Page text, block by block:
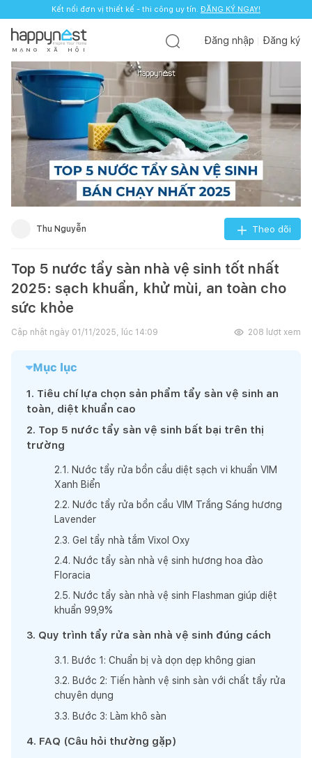
Kết nối đơn vị thiết kế - thi công uy tín. ĐĂNG KÝ NGAY!
M Ạ N G X Ã H Ộ I
Đăng nhập Đăng ký
Thu Nguyễn Theo dõi
Top 5 nước tẩy sàn nhà vệ sinh tốt nhất
2025: sạch khuẩn, khử mùi, an toàn cho
sức khỏe
Cập nhật ngày 01/11/2025, lúc 14:09 208 lượt xem
Mục lục
1. Tiêu chí lựa chọn sản phẩm tẩy sàn vệ sinh an
toàn, diệt khuẩn cao
2. Top 5 nước tẩy sàn vệ sinh bất bại trên thị
trường
2.1 . Nước tẩy rửa bồn cầu diệt sạch vi khuẩn VIM
Xanh Biển
2.2. Nước tẩy rửa bồn cầu VIM Trắng Sáng hương
Lavender
2.3. Gel tẩy nhà tắm Vixol Oxy
2.4. Nước tẩy sàn nhà vệ sinh hương hoa đào
Floracia
2.5. Nước tẩy sàn nhà vệ sinh Flashman giúp diệt
khuẩn 99,9%
3. Quy trình tẩy rửa sàn nhà vệ sinh đúng cách
3.1 . Bước 1: Chuẩn bị và dọn dẹp không gian
3.2. Bước 2: Tiến hành vệ sinh sàn với chất tẩy rửa
chuyên dụng
3.3. Bước 3: Làm khô sàn
4. FAQ (Câu hỏi thường gặp)